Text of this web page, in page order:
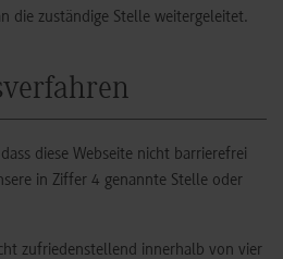
die zuständige Stelle weitergeleitet.
diese Webseite nicht barrierefrei
in Ziffer 4 genannte Stelle oder
zufriedenstellend innerhalb von vier